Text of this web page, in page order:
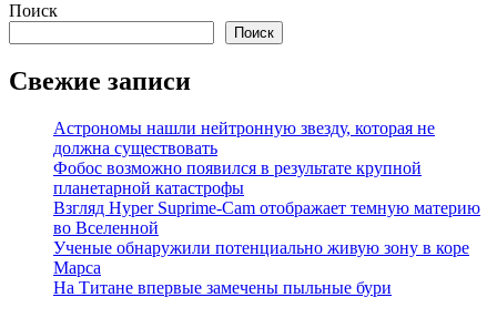
Поиск
Поиск
Свежие записи
Астрономы нашли нейтронную звезду, которая не
должна существовать
Фобос возможно появился в результате крупной
планетарной катастрофы
Взгляд Hyper Suprime-Cam отображает темную материю
во Вселенной
Ученые обнаружили потенциально живую зону в коре
Марса
На Титане впервые замечены пыльные бури